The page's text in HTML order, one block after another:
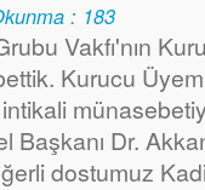
: 183
Vakfı'nın
Kurucu
Başkanı Dr.
dostumuz